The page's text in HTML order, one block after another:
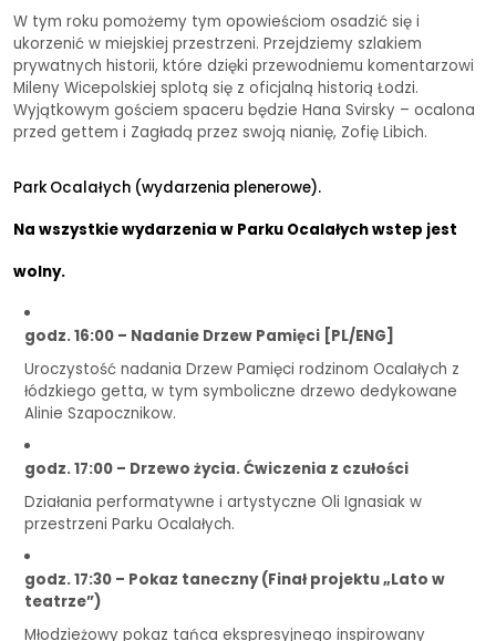
W tym roku pomożemy tym opowieściom osadzić się i
ukorzenić w miejskiej przestrzeni. Przejdziemy szlakiem
prywatnych historii, które dzięki przewodniemu komentarzowi
Mileny Wicepolskiej splotą się z oficjalną historią Łodzi.
Wyjątkowym gościem spaceru będzie Hana Svirsky – ocalona
przed gettem i Zagładą przez swoją nianię, Zofię Libich.
Park Ocalałych (wydarzenia plenerowe).
Na wszystkie wydarzenia w Parku Ocalałych wstep jest
wolny.
godz. 16:00 – Nadanie Drzew Pamięci [PL/ENG]
Uroczystość nadania Drzew Pamięci rodzinom Ocalałych z
łódzkiego getta, w tym symboliczne drzewo dedykowane
Alinie Szapocznikow.
godz. 17:00 – Drzewo życia. Ćwiczenia z czułości
Działania performatywne i artystyczne Oli Ignasiak w
przestrzeni Parku Ocalałych.
godz. 17:30 – Pokaz taneczny (Finał projektu „Lato w
teatrze”)
Młodzieżowy pokaz tańca ekspresyjnego inspirowany